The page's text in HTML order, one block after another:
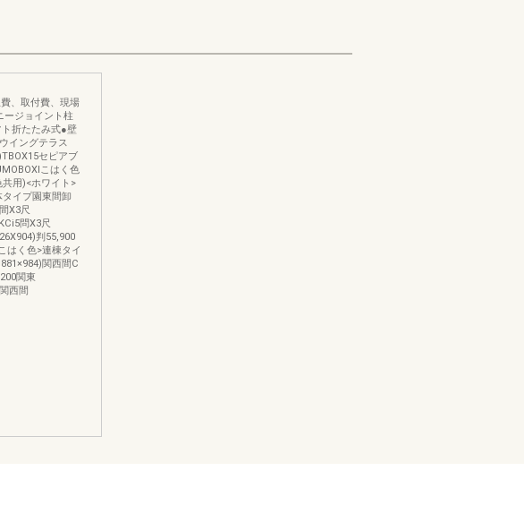
、取付費、現場
ージョイント柱
折たたみ式●壁
イングテラス
セピアブ
こはく色
用)<ホワイト>
イプ園東間卸
X3尺
問X3尺
判55,900
はく色>連棟タイ
関西間C
関東
西間